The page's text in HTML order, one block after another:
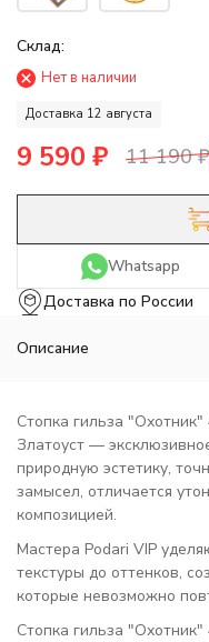
Склад:
Нет в наличии
Доставка 12 августа
9 590 ₽ 11 190₽
Whatsapp
Доставка по России
Описание
Стопка гильза
Златоуст —
природную эстетику,
замысел, отличается
композицией.
Мастера Podari VIP
текстуры до оттенков,
которые невозможно
Стопка гильза